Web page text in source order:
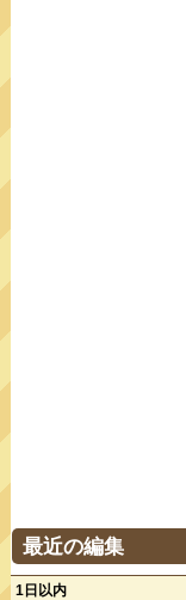
最近の編集
1日以内